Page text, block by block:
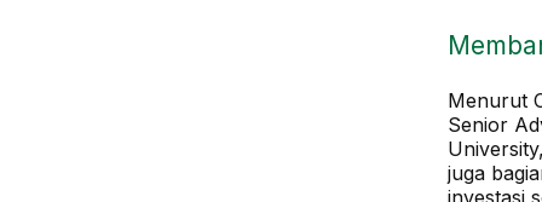
Menurut
Senior
juga
investasi